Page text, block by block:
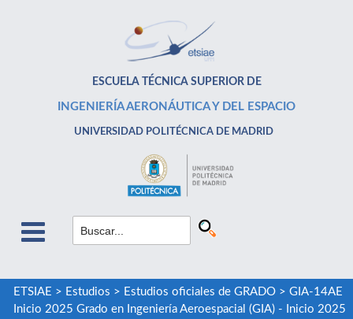
ESCUELA TÉCNICA SUPERIOR DE
INGENIERÍA AERONÁUTICA Y DEL ESPACIO
UNIVERSIDAD POLITÉCNICA DE MADRID
ETSIAE > Estudios > Estudios oficiales de GRADO> GIA-14AE
Inicio 2025 Grado en Ingeniería Aeroespacial (GIA) - Inicio 2025